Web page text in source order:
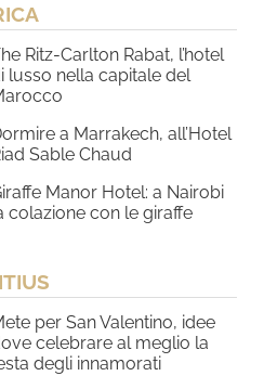
Ritz-Carlton Rabat, l’hotel
lusso nella capitale del
a Marrakech, all’Hotel
Sable Chaud
Manor Hotel: a Nairobi
colazione con le giraffe
per San Valentino, idee
celebrare al meglio la
degli innamorati